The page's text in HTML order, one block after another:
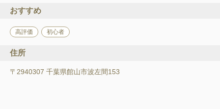
おすすめ
高評価 初心者
住所
〒2940307 千葉県館山市波左間153